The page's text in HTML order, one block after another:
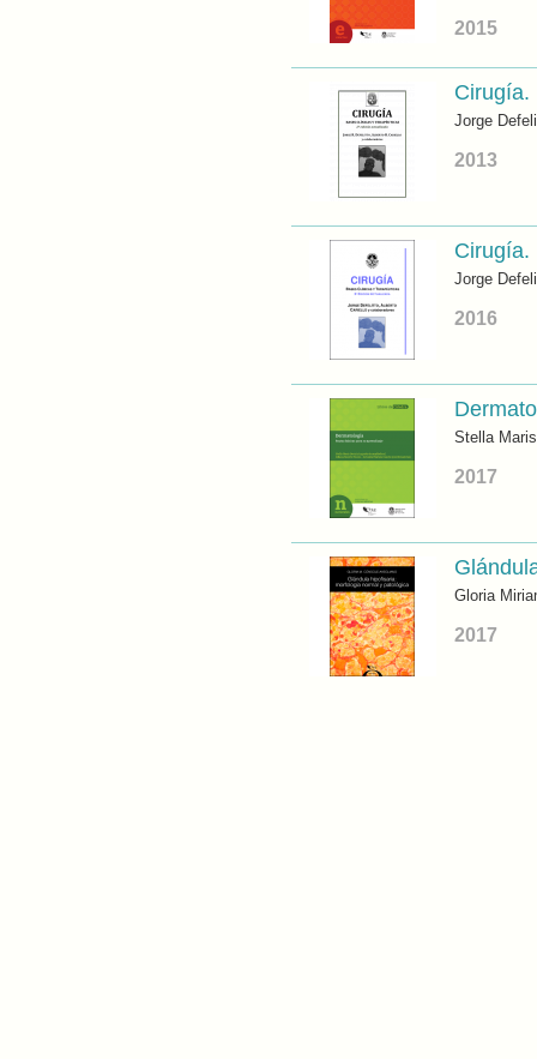
2015
Cirugía.
Jorge
2013
Cirugía.
Jorge
2016
Stella
2017
Gloria
2017